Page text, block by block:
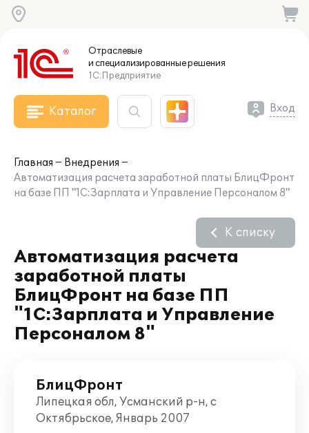
Отраслевые
и специализированныерешения
1С:Предприятие
Каталог Вход
Главная
Внедрения
Автоматизация расчета заработной платы БлицФронт
на базе ПП "1С:Зарплата и Управление Персоналом 8"
Автоматизация расчета
заработной платы
БлицФронт на базе ПП
"1С:Зарплата и Управление
Персоналом 8"
К списку
БлицФронт
Липецкая обл, Усманский р-н, с
Октябрьское, Январь 2007